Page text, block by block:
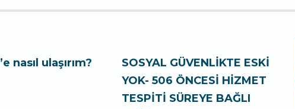
nasıl ulaşırım?
SOSYAL GÜVENLİKTE ESKİ
YOK- 506 ÖNCESİ HİZMET
TESPİTİ SÜREYE BAĞLI